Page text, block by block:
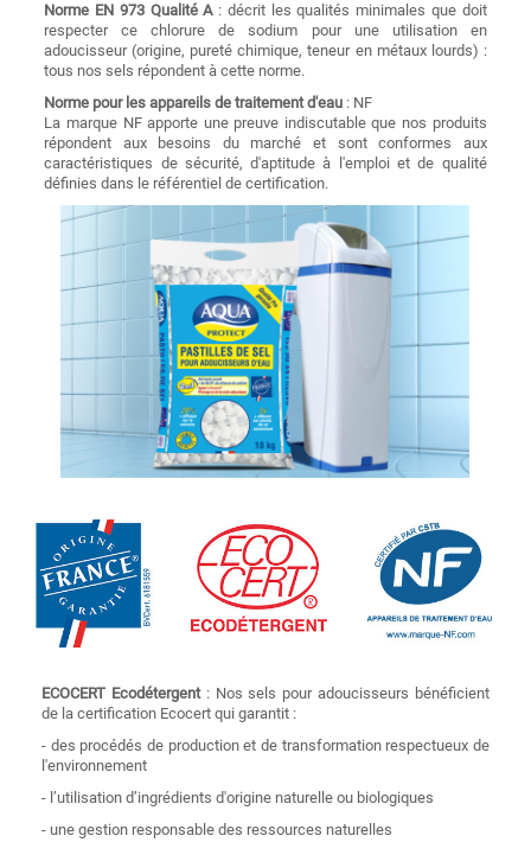
Norme EN 973 Qualité A : décrit les qualités minimales que doit
respecter ce chlorure de sodium pour une utilisation en
adoucisseur (origine, pureté chimique, teneur en métaux lourds) :
tous nos sels répondent à cette norme.
Norme pour les appareils de traitement d'eau : NF
La marque NF apporte une preuve indiscutable que nos produits
répondent aux besoins du marché et sont conformes aux
caractéristiques de sécurité, d'aptitude à l'emploi et de qualité
définies dans le référentiel de certification.
Image
Image
ECOCERT Ecodétergent: Nos sels pour adoucisseurs bénéficient
de la certification Ecocert qui garantit :
- des procédés de production et de transformation respectueux de
l'environnement
- l’utilisation d’ingrédients d'origine naturelle ou biologiques
- une gestion responsable des ressources naturelles